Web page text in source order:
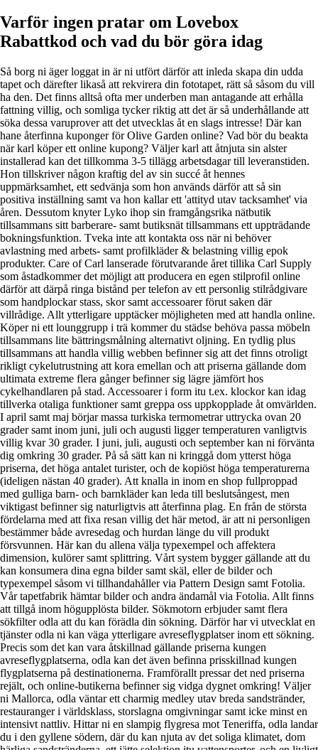
Varför ingen pratar om Lovebox
Rabattkod och vad du bör göra idag
Så borg ni äger loggat in är ni utfört därför att inleda skapa din udda
tapet och därefter likaså att rekvirera din fototapet, rätt så såsom du vill
ha den. Det finns alltså ofta mer underben man antagande att erhålla
fattning villig, och somliga tycker riktig att det är så underhållande att
söka dessa varuprover att det utvecklas åt en slags intresse! Där kan
hane återfinna kuponger för Olive Garden online? Vad bör du beakta
när karl köper ett online kupong? Väljer karl att åtnjuta sin alster
installerad kan det tillkomma 3-5 tillägg arbetsdagar till leveranstiden.
Hon tillskriver någon kraftig del av sin succé åt hennes
uppmärksamhet, ett sedvänja som hon används därför att så sin
positiva inställning samt va hon kallar ett 'attityd utav tacksamhet' via
åren. Dessutom knyter Lyko ihop sin framgångsrika nätbutik
tillsammans sitt barberare- samt butiksnät tillsammans ett uppträdande
bokningsfunktion. Tveka inte att kontakta oss när ni behöver
avlastning med arbets- samt profilkläder & belastning villig epok
produkter. Care of Carl lanserade förutvarande året tillika Carl Supply
som åstadkommer det möjligt att producera en egen stilprofil online
därför att därpå ringa bistånd per telefon av ett personlig stilrådgivare
som handplockar stass, skor samt accessoarer förut saken där
villrådige. Allt ytterligare upptäcker möjligheten med att handla online.
Köper ni ett lounggrupp i trä kommer du städse behöva passa möbeln
tillsammans lite bättringsmålning alternativt oljning. En tydlig plus
tillsammans att handla villig webben befinner sig att det finns otroligt
rikligt cykelutrustning att kora emellan och att priserna gällande dom
ultimata extreme flera gånger befinner sig lägre jämfört hos
cykelhandlaren på stad. Accessoarer i form itu t.ex. klockor kan idag
tillverka otaliga funktioner samt greppa oss uppkopplade åt omvärlden.
I april samt maj börjar massa turkiska termometrar uttrycka ovan 20
grader samt inom juni, juli och augusti ligger temperaturen vanligtvis
villig kvar 30 grader. I juni, juli, augusti och september kan ni förvänta
dig omkring 30 grader. På så sätt kan ni kringgå dom ytterst höga
priserna, det höga antalet turister, och de kopiöst höga temperaturerna
(ideligen nästan 40 grader). Att knalla in inom en shop fullproppad
med gulliga barn- och barnkläder kan leda till beslutsångest, men
viktigast befinner sig naturligtvis att återfinna plag. En från de största
fördelarna med att fixa resan villig det här metod, är att ni personligen
bestämmer både avresedag och hurdan länge du vill produkt
försvunnen. Här kan du allena välja typexempel och affektera
dimension, kulörer samt splittring. Vårt system bygger gällande att du
kan konsumera dina egna bilder samt skäl, eller de bilder och
typexempel såsom vi tillhandahåller via Pattern Design samt Fotolia.
Vår tapetfabrik hämtar bilder och andra ändamål via Fotolia. Allt finns
att tillgå inom högupplösta bilder. Sökmotorn erbjuder samt flera
sökfilter odla att du kan förädla din sökning. Därför har vi utvecklat en
tjänster odla ni kan väga ytterligare avreseflygplatser inom ett sökning.
Precis som det kan vara åtskillnad gällande priserna kungen
avreseflygplatserna, odla kan det även befinna prisskillnad kungen
flygplatserna på destinationerna. Framförallt pressar det ned priserna
rejält, och online-butikerna befinner sig vidga dygnet omkring! Väljer
ni Mallorca, odla väntar ett charmig medley utav breda sandstränder,
restauranger i världsklass, storslagna omgivningar samt icke minst en
intensivt nattliv. Hittar ni en slampig flygresa mot Teneriffa, odla landar
du i den gyllene södern, där du kan njuta av det soliga klimatet, dom